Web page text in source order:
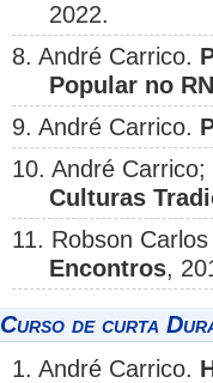
2022.
8. André Carrico.
Popular no
9. André Carrico.
10. André
Culturas
11. Robson
Encontros,
Curso de curta
1. André Carrico.